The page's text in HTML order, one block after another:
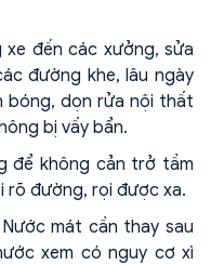
đến các xưởng, sửa
đường khe, lâu ngày
bóng, dọn rửa nội thất
bị vấy bẩn.
để không cản trở tầm
rõ đường, rọi được xa.
mát cần thay sau
xem có nguy cơ xì